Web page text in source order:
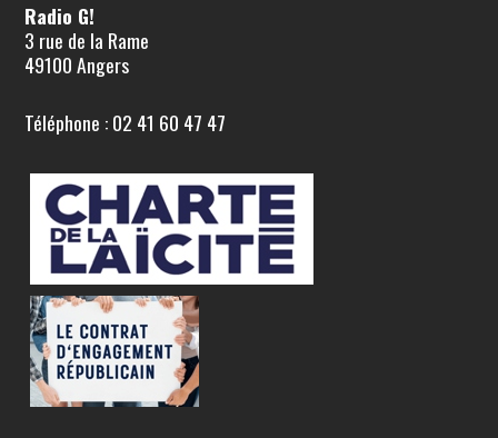
Radio G!
3 rue de la Rame
49100 Angers
Téléphone : 02 41 60 47 47